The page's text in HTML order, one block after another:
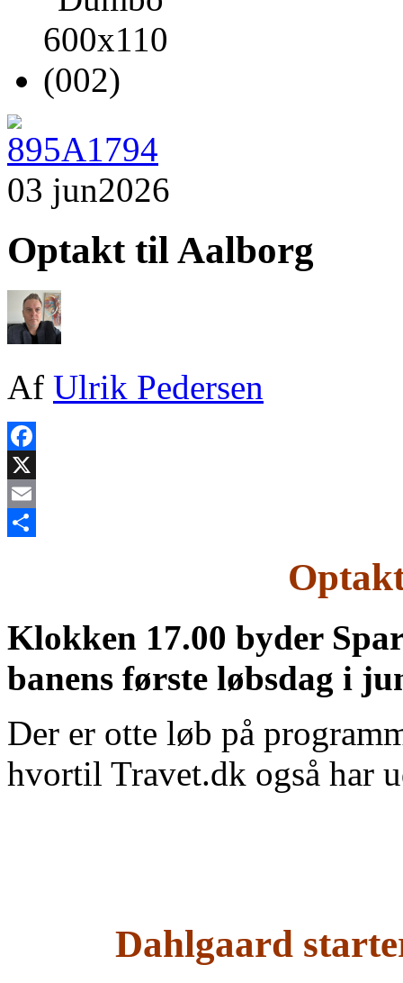
03 jun2026
Optakt til Aalborg
Af Ulrik Pedersen
Facebook
X
Email
Klokken 17.00 byder
banens første løbsdag i
Der er otte løb på
hvortil Travet.dk også har
Dahlgaard